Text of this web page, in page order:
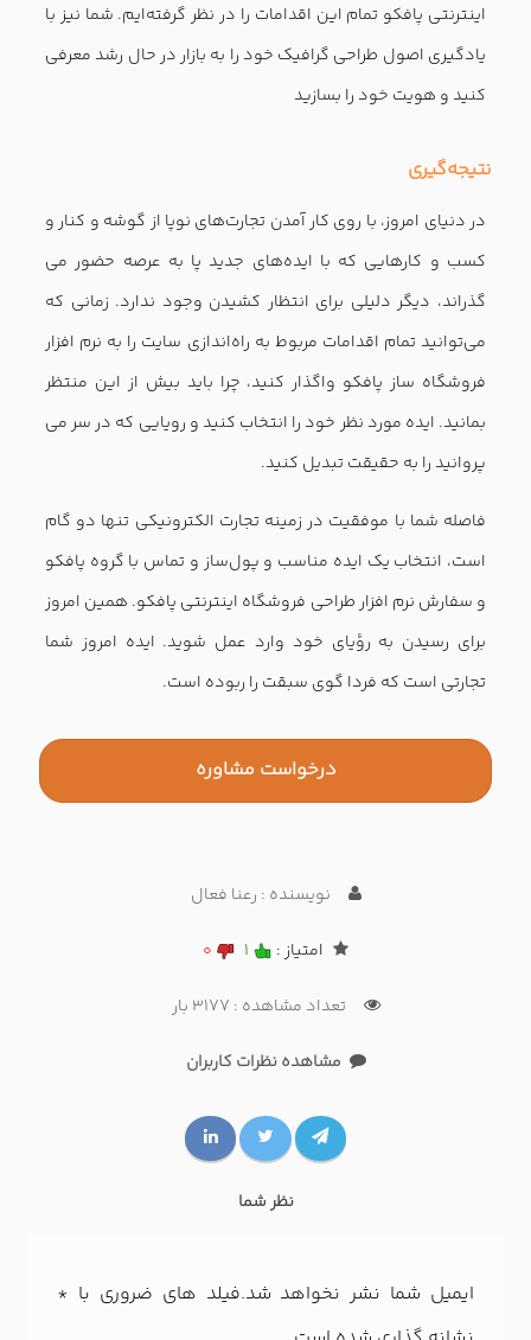
اینترنتی پافکو تمام این اقدامات را در نظر گرفته‌ایم. شما نیز با
یادگیری اصول طراحی گرافیک خود را به بازار در حال رشد معرفی
کنید و هویت خود را بسازید
نتیجه‌گیری
در دنیای امروز، با روی کار آمدن تجارت‌های نوپا از گوشه و کنار و
کسب و کارهایی که با ایده‌های جدید پا به عرصه حضور می
گذراند، دیگر دلیلی برای انتظار کشیدن وجود ندارد. زمانی که
می‌توانید تمام اقدامات مربوط به راه‌اندازی سایت را به نرم افزار
فروشگاه ساز پافکو واگذار کنید، چرا باید بیش از این منتظر
بمانید. ایده مورد نظر خود را انتخاب کنید و رویایی که در سر می
پروانید را به حقیقت تبدیل کنید.
فاصله شما با موفقیت در زمینه تجارت الکترونیکی تنها دو گام
است، انتخاب یک ایده مناسب و پول‌ساز و تماس با گروه پافکو
و سفارش نرم افزار طراحی فروشگاه اینترنتی پافکو. همین امروز
برای رسیدن به رؤیای خود وارد عمل شوید. ایده امروز شما
تجارتی است که فردا گوی سبقت را ربوده است.
درخواست مشاوره
نویسنده : رعنا فعال
امتیاز : 1
0
تعداد مشاهده : 3177 بار
مشاهده نظرات کاربران
نظر شما
ایمیل شما نشر نخواهد شد.فیلد های ضروری با *